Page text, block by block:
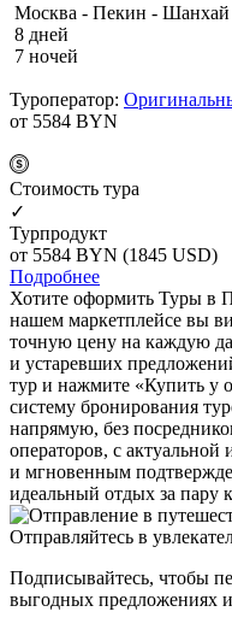
Москва - Пекин - Шанхай
8 дней
7 ночей
Туроператор:
от 5584 BYN
Cтоимость тура
✓
Турпродукт
от 5584 BYN (1845 USD)
Подробнее
Хотите оформить Туры в
нашем маркетплейсе вы
точную цену на каждую
и устаревших
тур и нажмите «Купить у
систему бронирования
напрямую, без
операторов, с
и мгновенным
идеальный отдых за пару
Отправляйтесь в
Подписывайтесь, чтобы
выгодных предложениях